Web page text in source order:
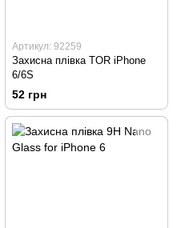
Артикул: 92259
Захисна плівка TOR iPhone
6/6S
52 грн